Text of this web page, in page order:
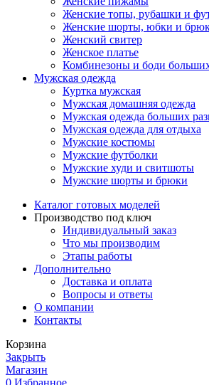
Женские топы, рубашки и
Женские шорты, юбки и
Женский свитер
Женское платье
Комбинезоны и боди
Мужская одежда
Куртка мужская
Мужская домашняя одежда
Мужская одежда больших
Мужская одежда для отдыха
Мужские костюмы
Мужские футболки
Мужские худи и свитшоты
Мужские шорты и брюки
Каталог готовых моделей
Производство под ключ
Индивидуальный заказ
Что мы производим
Этапы работы
Дополнительно
Доставка и оплата
Вопросы и ответы
О компании
Контакты
Корзина
Закрыть
Магазин